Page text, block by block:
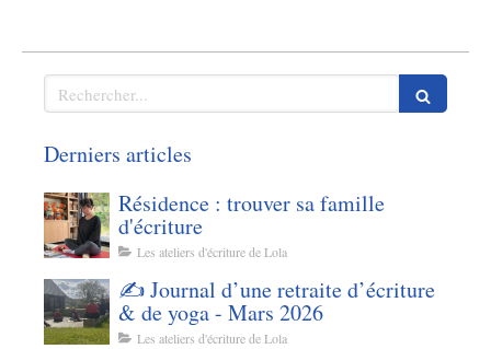
Rechercher
Derniers articles
Résidence : trouver sa famille
d'écriture
Les ateliers d'écriture de Lola
✍️ Journal d’une retraite d’écriture
& de yoga - Mars 2026
Les ateliers d'écriture de Lola